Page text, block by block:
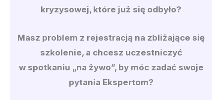
kryzysowej, które już się odbyło?
Masz problem z rejestracją na zbliżające się
szkolenie, a chcesz uczestniczyć
w spotkaniu „na żywo”, by móc zadać swoje
pytania Ekspertom?